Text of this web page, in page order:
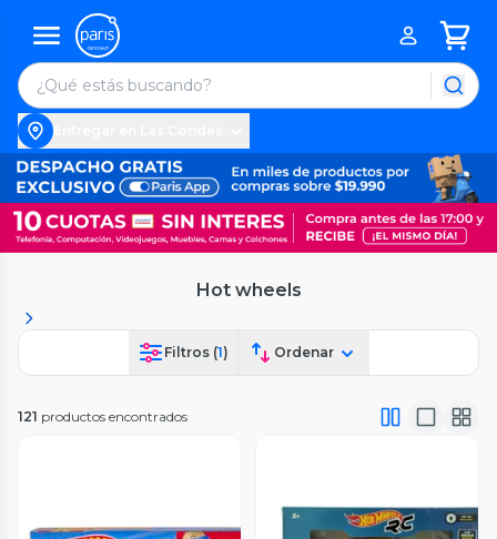
Hot wheels
Filtros (1) Ordenar
121 productos encontrados